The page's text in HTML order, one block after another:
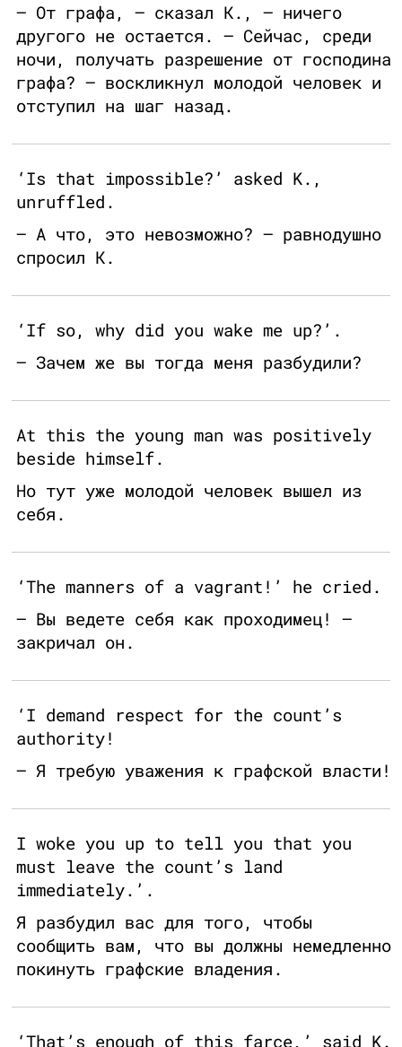
— От графа, — сказал К., — ничего
другого не остается. — Сейчас, среди
ночи, получать разрешение от господина
графа? — воскликнул молодой человек и
отступил на шаг назад.
‘Is that impossible?’ asked K.,
unruffled.
— А что, это невозможно? — равнодушно
спросил К.
‘If so, why did you wake me up?’.
— Зачем же вы тогда меня разбудили?
At this the young man was positively
beside himself.
Но тут уже молодой человек вышел из
себя.
‘The manners of a vagrant!’ he cried.
— Вы ведете себя как проходимец! —
закричал он.
‘I demand respect for the count’s
authority!
— Я требую уважения к графской власти!
I woke you up to tell you that you
must leave the count’s land
immediately.’.
Я разбудил вас для того, чтобы
сообщить вам, что вы должны немедленно
покинуть графские владения.
‘That’s enough of this farce,’ said K.